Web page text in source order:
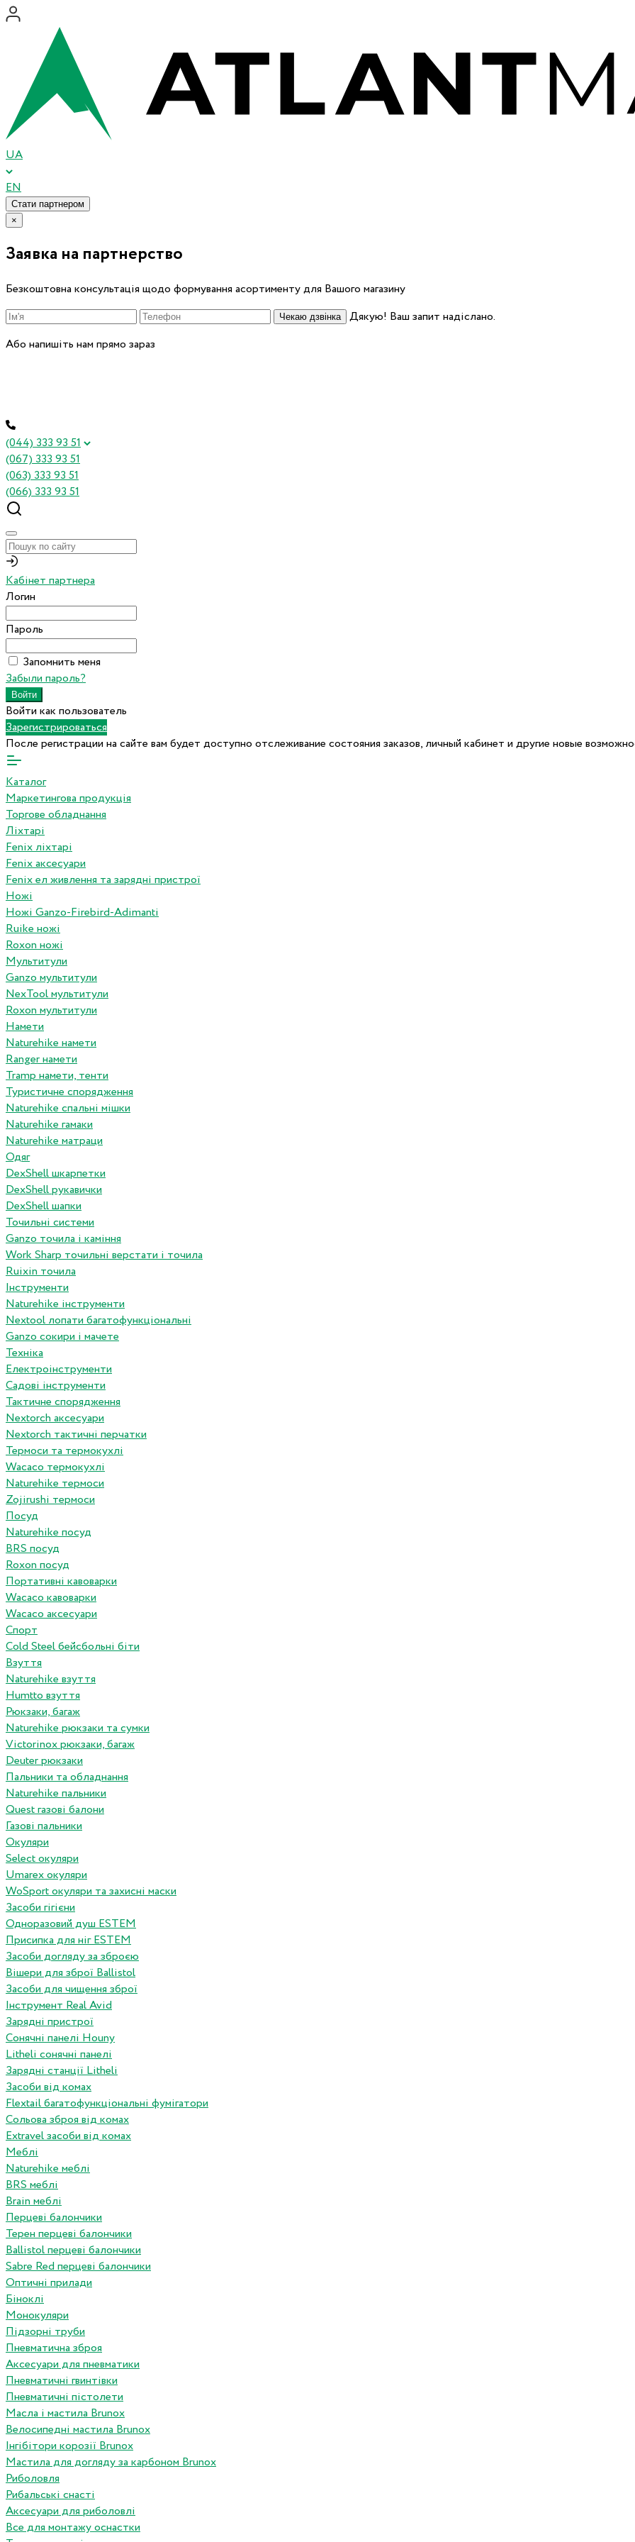
UA
EN
Стати партнером
×
Заявка на партнерство
Безкоштовна консультація щодо формування асортименту для Вашого магазину
Чекаю дзвінка
Дякую! Ваш запит надіслано.
Або напишіть нам прямо зараз
(044) 333 93 51
(067) 333 93 51
(063) 333 93 51
(066) 333 93 51
Кабінет партнера
Логин
Пароль
Запомнить меня
Забыли пароль?
Войти как пользователь
Зарегистрироваться
После регистрации на сайте вам будет доступно отслеживание состояния заказов, личный кабинет и другие новые
Каталог
Маркетингова продукція
Торгове обладнання
Ліхтарі
Fenix ліхтарі
Fenix аксесуари
Fenix ел живлення та зарядні пристрої
Ножі
Ножі Ganzo-Firebird-Adimanti
Ruike ножі
Roxon ножi
Мультитули
Ganzo мультитули
NexTool мультитули
Roxon мультитули
Намети
Naturehike намети
Ranger намети
Tramp намети, тенти
Туристичне спорядження
Naturehike спальні мішки
Naturehike гамаки
Naturehike матраци
Одяг
DexShell шкарпетки
DexShell рукавички
DexShell шапки
Точильні системи
Ganzo точила і каміння
Work Sharp точильні верстати і точила
Ruixin точила
Інструменти
Naturehike інструменти
Nextool лопати багатофункціональні
Ganzo сокири і мачете
Техніка
Електроінструменти
Садові інструменти
Тактичне спорядження
Nextorch аксесуари
Nextorch тактичні перчатки
Термоси та термокухлі
Wacaco термокухлі
Naturehike термоси
Zojirushi термоси
Посуд
Naturehike посуд
BRS посуд
Roxon посуд
Портативні кавоварки
Wacaco кавоварки
Wacaco аксесуари
Спорт
Cold Steel бейсбольні біти
Взуття
Naturehike взуття
Humtto взуття
Рюкзаки, багаж
Naturehike рюкзаки та сумки
Victorinox рюкзаки, багаж
Deuter рюкзаки
Пальники та обладнання
Naturehike пальники
Quest газові балони
Газові пальники
Окуляри
Select окуляри
Umarex окуляри
WoSport окуляри та захисні маски
Засоби гігієни
Одноразовий душ ESTEM
Присипка для ніг ESTEM
Засоби догляду за зброєю
Вішери для зброї Ballistol
Засоби для чищення зброї
Інструмент Real Avid
Зарядні пристрої
Сонячні панелі Houny
Litheli сонячні панелі
Зарядні станції Litheli
Засоби від комах
Flextail багатофункціональні фумігатори
Сольова зброя від комах
Extravel засоби від комах
Меблі
Naturehike меблі
BRS меблі
Brain меблі
Перцеві балончики
Терен перцеві балончики
Ballistol перцеві балончики
Sabre Red перцеві балончики
Оптичні прилади
Біноклі
Монокуляри
Підзорні труби
Пневматична зброя
Аксесуари для пневматики
Пневматичні гвинтівки
Пневматичні пістолети
Масла і мастила Brunox
Велосипедні мастила Brunox
Інгібітори корозії Brunox
Мастила для догляду за карбоном Brunox
Риболовля
Рибальські снасті
Аксесуари для риболовлі
Все для монтажу оснастки